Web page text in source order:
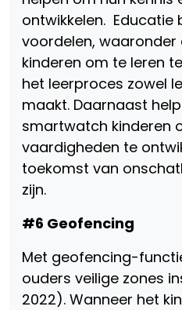
ontwikkelen. Educatie
voordelen,
kinderen om te leren
het leerproces zowel
maakt. Daarnaast
smartwatch kinderen
vaardigheden te
toekomst van
zijn.
#6 Geofencing
Met geofencing-
ouders veilige zones
2022). Wanneer het